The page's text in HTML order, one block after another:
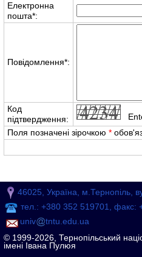
Електронна
пошта*:
Повідомлення*:
Код
підтвердження:
Поля позначені зірочкою *
46025, Україна, м.Тернопіль,
тел.: +380 352 519701, факс:
univ
tntu.edu.ua
© 1999-2026, Тернопільський
імені Івана Пулюя